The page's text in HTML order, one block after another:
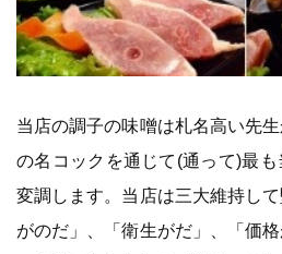
当店の調子の味噌は札名高い先
の名コックを通じて(通って)最
変調します。当店は三大維持し
がのだ」、「衛生がだ」、「価